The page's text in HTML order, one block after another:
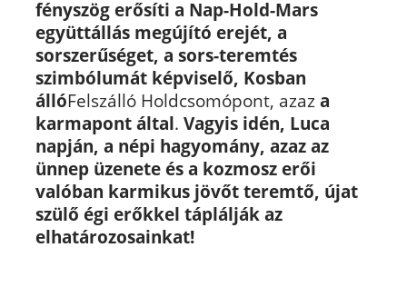
fényszög erősíti a Nap-Hold-Mars
együttállás megújító erejét, a
sorszerűséget, a sors-teremtés
szimbólumát képviselő, Kosban
állóFelszálló Holdcsomópont, azaz a
karmapont által. Vagyis idén, Luca
napján, a népi hagyomány, azaz az
ünnep üzenete és a kozmosz erői
valóban karmikus jövőt teremtő, újat
szülő égi erőkkel táplálják az
elhatározosainkat!